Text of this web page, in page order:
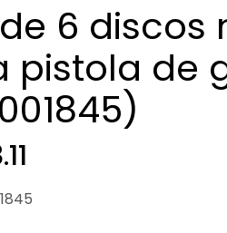
6 discos
pistola de